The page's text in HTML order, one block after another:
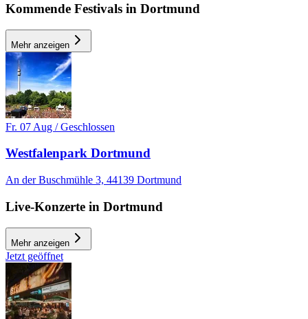
Kommende Festivals in Dortmund
Mehr anzeigen
Fr. 07 Aug / Geschlossen
Westfalenpark Dortmund
An der Buschmühle 3, 44139 Dortmund
Live-Konzerte in Dortmund
Mehr anzeigen
Jetzt geöffnet